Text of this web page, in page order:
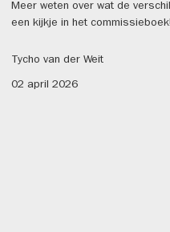
Meer weten over wat de
een kijkje in het commissieboek!
Tycho van der Weit
02 april 2026